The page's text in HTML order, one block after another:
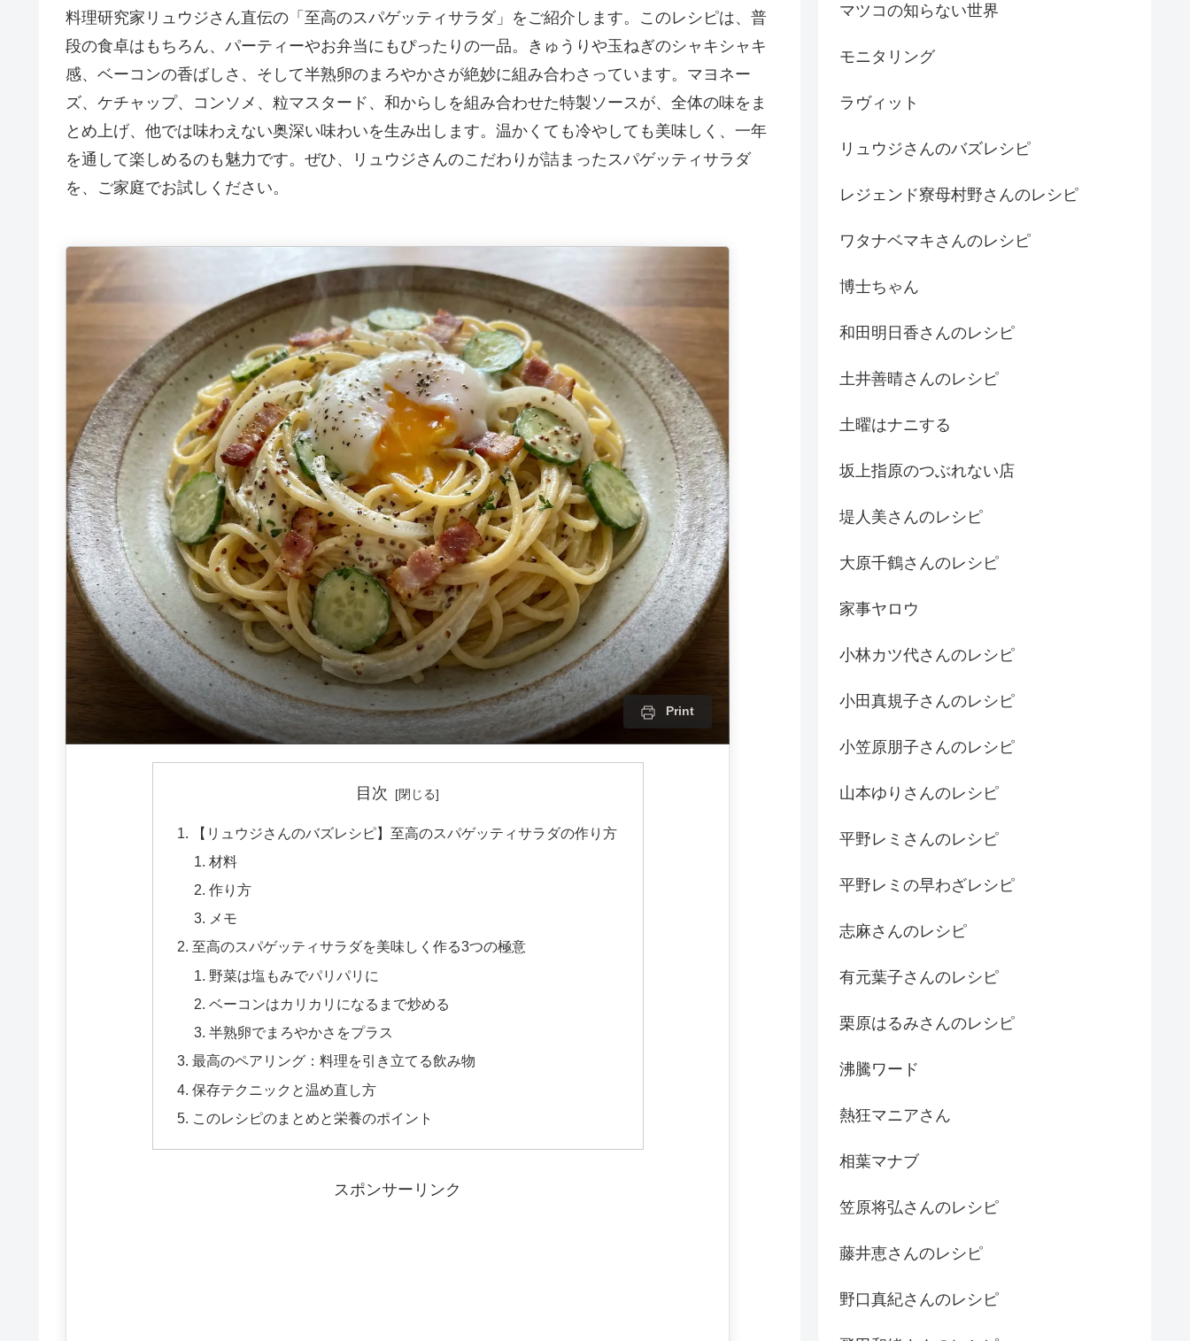
料理研究家リュウジさん直伝の「至高のスパゲッティサラダ」をご紹介します。このレシピは、普
段の食卓はもちろん、パーティーやお弁当にもぴったりの一品。きゅうりや玉ねぎのシャキシャキ
感、ベーコンの香ばしさ、そして半熟卵のまろやかさが絶妙に組み合わさっています。マヨネー
ズ、ケチャップ、コンソメ、粒マスタード、和からしを組み合わせた特製ソースが、全体の味をま
とめ上げ、他では味わえない奥深い味わいを生み出します。温かくても冷やしても美味しく、一年
を通して楽しめるのも魅力です。ぜひ、リュウジさんのこだわりが詰まったスパゲッティサラダ
を、ご家庭でお試しください。
Print
目次
【リュウジさんのバズレシピ】至高のスパゲッティサラダの作り方
材料
作り方
メモ
至高のスパゲッティサラダを美味しく作る3つの極意
野菜は塩もみでパリパリに
ベーコンはカリカリになるまで炒める
半熟卵でまろやかさをプラス
最高のペアリング：料理を引き立てる飲み物
保存テクニックと温め直し方
このレシピのまとめと栄養のポイント
スポンサーリンク
マツコの知らない世界
モニタリング
ラヴィット
リュウジさんのバズレシピ
レジェンド寮母村野さんのレシピ
ワタナベマキさんのレシピ
博士ちゃん
和田明日香さんのレシピ
土井善晴さんのレシピ
土曜はナニする
坂上指原のつぶれない店
堤人美さんのレシピ
大原千鶴さんのレシピ
家事ヤロウ
小林カツ代さんのレシピ
小田真規子さんのレシピ
小笠原朋子さんのレシピ
山本ゆりさんのレシピ
平野レミさんのレシピ
平野レミの早わざレシピ
志麻さんのレシピ
有元葉子さんのレシピ
栗原はるみさんのレシピ
沸騰ワード
熱狂マニアさん
相葉マナブ
笠原将弘さんのレシピ
藤井恵さんのレシピ
野口真紀さんのレシピ